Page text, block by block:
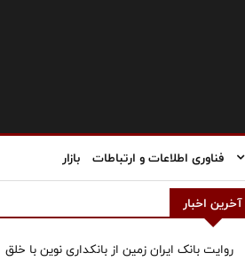
فناوری اطلاعات و ارتباطات بازار
آخرین اخبار
روایت بانک ایران زمین از بانکداری نوین با خلق